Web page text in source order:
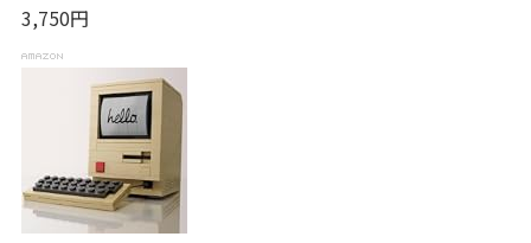
3,750円